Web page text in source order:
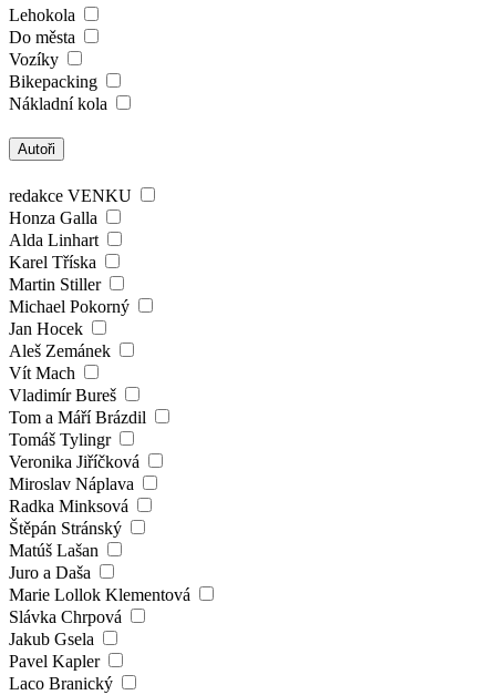
Lehokola
Do města
Vozíky
Bikepacking
Nákladní kola
Autoři
redakce VENKU
Honza Galla
Alda Linhart
Karel Tříska
Martin Stiller
Michael Pokorný
Jan Hocek
Aleš Zemánek
Vít Mach
Vladimír Bureš
Tom a Máří Brázdil
Tomáš Tylingr
Veronika Jiříčková
Miroslav Náplava
Radka Minksová
Štěpán Stránský
Matúš Lašan
Juro a Daša
Marie Lollok Klementová
Slávka Chrpová
Jakub Gsela
Pavel Kapler
Laco Branický